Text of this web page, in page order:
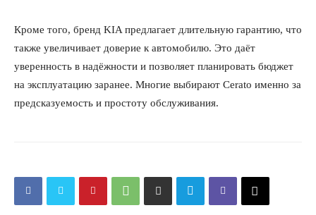
Кроме того, бренд KIA предлагает длительную гарантию, что
также увеличивает доверие к автомобилю. Это даёт
уверенность в надёжности и позволяет планировать бюджет
на эксплуатацию заранее. Многие выбирают Cerato именно за
предсказуемость и простоту обслуживания.